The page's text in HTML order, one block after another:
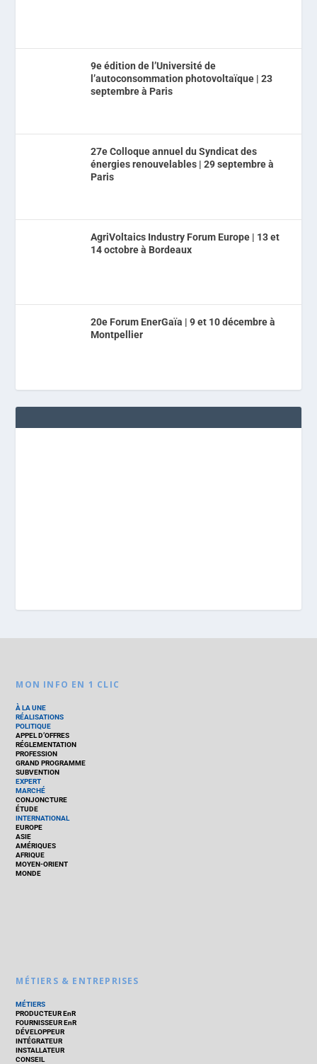
9e édition de l’Université de
l’autoconsommation photovoltaïque | 23
septembre à Paris
27e Colloque annuel du Syndicat des
énergies renouvelables | 29 septembre à
Paris
AgriVoltaics Industry Forum Europe | 13 et
14 octobre à Bordeaux
20e Forum EnerGaïa | 9 et 10 décembre à
Montpellier
MON INFO EN 1 CLIC
À LA UNE
RÉALISATIONS
POLITIQUE
APPEL D’OFFRES
RÉGLEMENTATION
PROFESSION
GRAND PROGRAMME
SUBVENTION
EXPERT
MARCHÉ
CONJONCTURE
ÉTUDE
INTERNATIONAL
EUROPE
ASIE
AMÉRIQUES
AFRIQUE
MOYEN-ORIENT
MONDE
MÉTIERS & ENTREPRISES
MÉTIERS
PRODUCTEUR EnR
FOURNISSEUR EnR
DÉVELOPPEUR
INTÉGRATEUR
INSTALLATEUR
CONSEIL